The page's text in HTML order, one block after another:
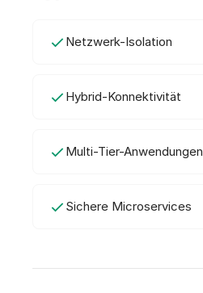
Netzwerk-Isolation
Hybrid-Konnektivität
Multi-Tier-Anwendungen
Sichere Microservices